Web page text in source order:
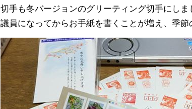
切手も冬バージョンのグリーティング切手にしま
議員になってからお手紙を書くことが増え、季節